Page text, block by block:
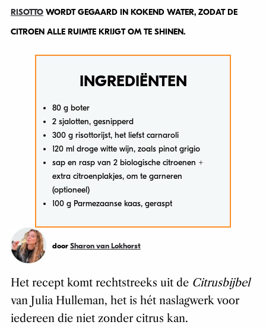
RISOTTOWORDT GEGAARD IN KOKEND WATER, ZODAT DE
CITROEN ALLE RUIMTE KRIJGT OM TE SHINEN.
INGREDIËNTEN
80 g boter
2 sjalotten, gesnipperd
300 g risottorijst, het liefst carnaroli
120 ml droge witte wijn, zoals pinot grigio
sap en rasp van 2 biologische citroenen +
extra citroenplakjes, om te garneren
(optioneel)
100 g Parmezaanse kaas, geraspt
door Sharon van Lokhorst
Het recept komt rechtstreeks uit de Citrusbijbel
van Julia Hulleman, het is hét naslagwerk voor
iedereen die niet zonder citrus kan.